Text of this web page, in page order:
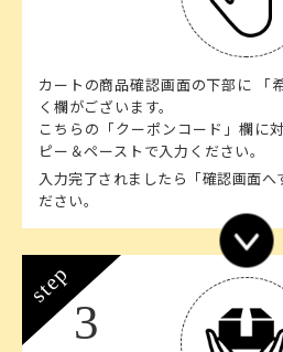
カートの商品確認画面の下部に 「
く欄がございます。
こちらの「クーポンコード」欄に
ピー＆ペーストで入力ください。
入力完了されましたら「確認画面へ
ださい。
step
3